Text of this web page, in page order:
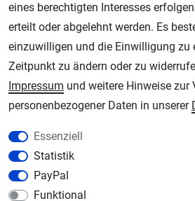
AGB Widerrufsrecht
Unsere weiteren Shops:
Schmincke-City.de
Schmincke Künstlerfarben das Gesamtsortiment
Plotter-City.com
Schneideplotter, Transferpressen, Siebdruck und
Modellbau-City.com
Military + Tabletop Plastikmodelle und Modellbau
eines berechtigten Interesses
erteilt oder abgelehnt werden. Es
einzuwilligen und die Einwilligung zu
Zeitpunkt zu ändern oder zu
Impressum und weitere Hinweise zur
personenbezogener Daten in unserer
Essenziell
Statistik
PayPal
Funktional